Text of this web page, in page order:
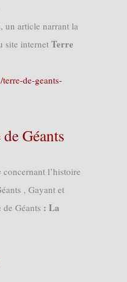
un article narrant la
site internet Terre
de-geants-
Géants
l’histoire
, Gayant et
Géants : La